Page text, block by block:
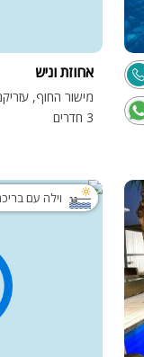
אחוזת וניש
מישור החוף,
3 חדרים
וילה עם